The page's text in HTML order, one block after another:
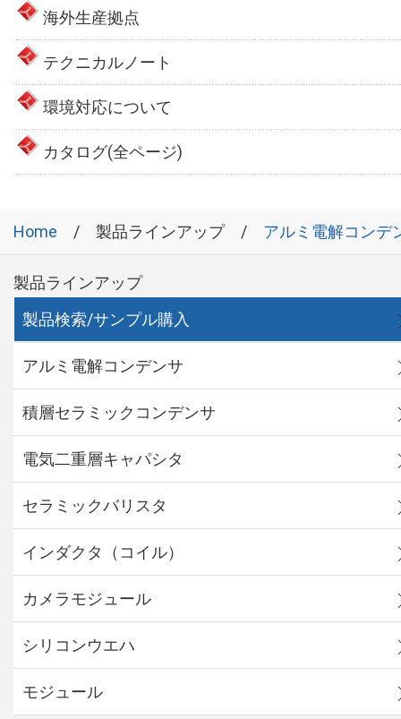
海外生産拠点
テクニカルノート
環境対応について
カタログ(全ページ)
Home 製品ラインアップ アルミ電解コンデ
製品ラインアップ
製品検索/サンプル購入
アルミ電解コンデンサ
積層セラミックコンデンサ
電気二重層キャパシタ
セラミックバリスタ
インダクタ（コイル）
カメラモジュール
シリコンウエハ
モジュール